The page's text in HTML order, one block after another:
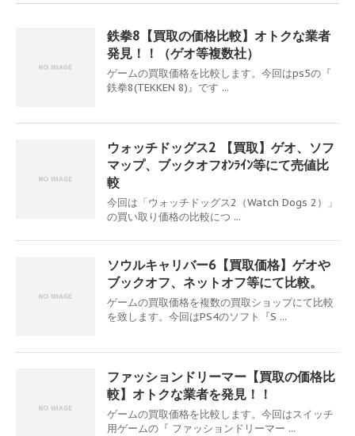
鉄拳8【買取の価格比較】オトクな業者
発見！！（ゲオ等複数社）
ゲームの買取価格を比較します。今回はps5の『
鉄拳8(TEKKEN 8)』です ...
ウォッチドッグス2 【買取】ゲオ、ソフ
マップ、ブックオフｵﾝﾗｲﾝ等にて売値比
較
今回は「ウォッチドッグス2（Watch Dogs 2）」
の買い取り価格の比較につ ...
ソウルキャリバー6【買取価格】ゲオや
ブックオフ、ネットオフ等にて比較。
ゲームの買取価格を複数の買取ショップにて比較
を致します。今回はPS4のソフト『S ...
ファッションドリーマー【買取の価格比
較】オトクな業者を発見！！
ゲームの買取価格を比較します。今回はスイッチ
用ゲームの『 ファッションドリーマー ...